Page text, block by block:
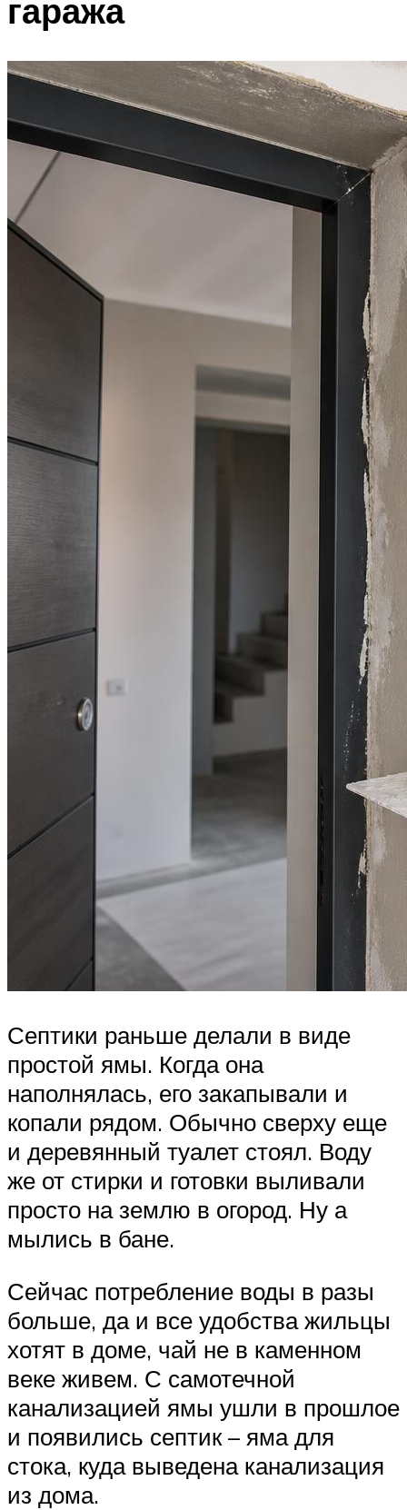
гаража
Септики раньше делали в виде
простой ямы. Когда она
наполнялась, его закапывали и
копали рядом. Обычно сверху еще
и деревянный туалет стоял. Воду
же от стирки и готовки выливали
просто на землю в огород. Ну а
мылись в бане.
Сейчас потребление воды в разы
больше, да и все удобства жильцы
хотят в доме, чай не в каменном
веке живем. С самотечной
канализацией ямы ушли в прошлое
и появились септик – яма для
стока, куда выведена канализация
из дома.